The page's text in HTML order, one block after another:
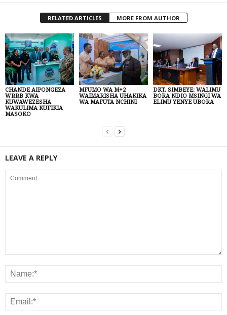
RELATED ARTICLES MORE FROM AUTHOR
CHANDE AIPONGEZA
WRRB KWA
KUWAWEZESHA
WAKULIMA KUFIKIA
MASOKO
MFUMO WA M+2
WAIMARISHA UHAKIKA
WA MAFUTA NCHINI
DKT. SIMBEYE: WALIMU
BORA NDIO MSINGI WA
ELIMU YENYE UBORA
LEAVE A REPLY